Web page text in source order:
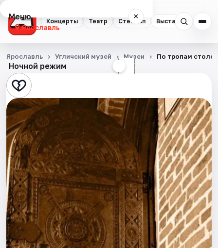
Концерты Театр Стендап Выставки
Меню ×
Ярославль
Концерты
Театр
Стендап
Выставки
Квесты
Экскурсии
События
Города
Площадки
Ночной режим ☾
Ярославль Угличский музей Музеи По тропам